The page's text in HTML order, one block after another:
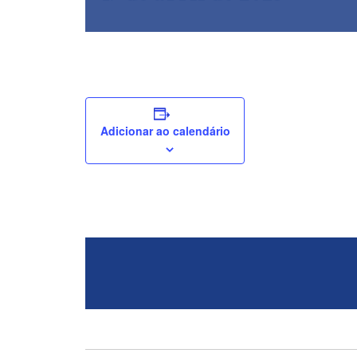
Adicionar ao calendário